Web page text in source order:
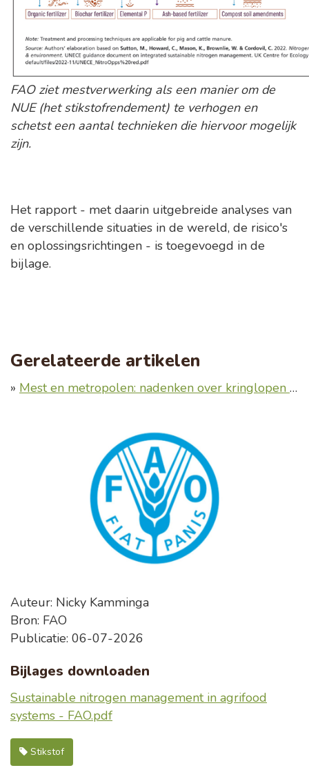
FAO ziet mestverwerking als een manier om de
NUE (het stikstofrendement) te verhogen en
schetst een aantal technieken die hiervoor mogelijk
zijn.
Het rapport - met daarin uitgebreide analyses van
de verschillende situaties in de wereld, de risico's
en oplossingsrichtingen - is toegevoegd in de
bijlage.
Gerelateerde artikelen
» Mest en metropolen: nadenken over kringlopen op regioniveau
Auteur: Nicky Kamminga
Bron: FAO
Publicatie: 06-07-2026
Bijlages downloaden
Sustainable nitrogen management in agrifood
systems - FAO.pdf
Stikstof